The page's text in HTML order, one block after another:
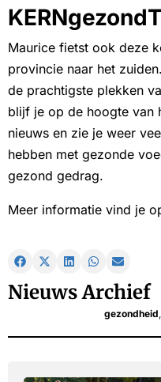
Maurice fietst ook deze
provincie naar het
de prachtigste plekken
blijf je op de hoogte van
nieuws en zie je weer
hebben met gezonde
gezond gedrag.
Meer informatie vind je
Nieuws Archief
gezondheid,